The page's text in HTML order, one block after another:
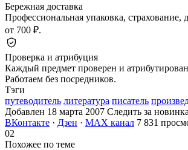
Бережная доставка
Профессиональная упаковка, страхование,
от 700 ₽.
Проверка и атрибуция
Каждый предмет проверен и
Работаем без посредников.
Тэги
путеводитель литература писатель
Добавлен 18 марта 2007 Следить за
ВКонтакте · Дзен · MAX канал 7 831
02
Похожее по теме